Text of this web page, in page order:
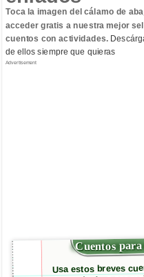
Toca la imagen del cálamo de
acceder gratis a nuestra mejor
cuentos con actividades.
de ellos siempre que quieras
Advertisement
Cuentos
Usa estos breves